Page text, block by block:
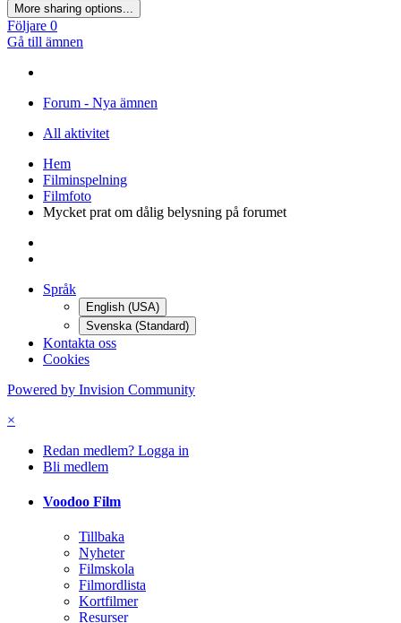
More sharing options...
Följare 0
Gå till ämnen
Forum - Nya ämnen
All aktivitet
Hem
Filminspelning
Filmfoto
Mycket prat om dålig belysning på forumet
Språk
English (USA)
Svenska (Standard)
Kontakta oss
Cookies
Powered by Invision Community
×
Redan medlem? Logga in
Bli medlem
Voodoo Film
Tillbaka
Nyheter
Filmskola
Filmordlista
Kortfilmer
Resurser